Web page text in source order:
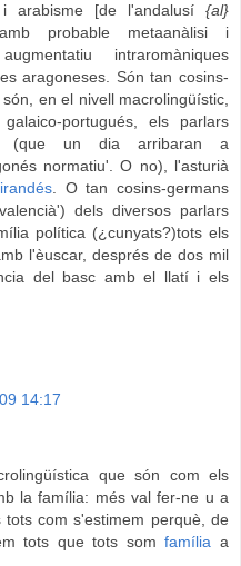
arabisme [de l'andalusí {al}
probable metaanàlisi i
intraromàniques
aragoneses. Són tan cosins-
en el nivell macrolingüístic,
portugués, els parlars
(que un dia arribaran a
normatiu'. O no), l'asturià
. O tan cosins-germans
dels diversos parlars
política (¿cunyats?)tots els
l'èuscar, després de dos mil
del basc amb el llatí i els
14:17
que són com els
la família: més val fer-ne u a
com s'estimem perquè, de
tots que tots somfamíliaa